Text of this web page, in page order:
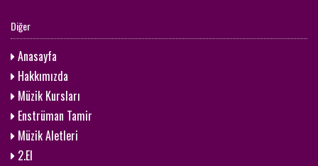
Diğer
Anasayfa
Hakkımızda
Müzik Kursları
Enstrüman Tamir
Müzik Aletleri
2.El